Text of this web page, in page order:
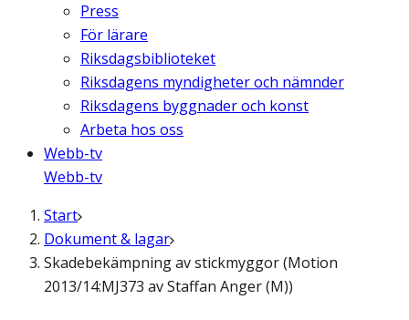
Press
För lärare
Riksdagsbiblioteket
Riksdagens myndigheter och nämnder
Riksdagens byggnader och konst
Arbeta hos oss
Webb-tv
Webb-tv
Start
Dokument & lagar
Skadebekämpning av stickmyggor (Motion
2013/14:MJ373 av Staffan Anger (M))